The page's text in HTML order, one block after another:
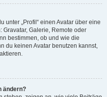
unter „Profil“ einen Avatar über eine
Galerie, Remote oder
bestimmen, ob und wie die
du keinen Avatar benutzen kannst,
ändern?